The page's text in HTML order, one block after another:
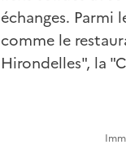
échanges.
comme le
Hirondelles", la